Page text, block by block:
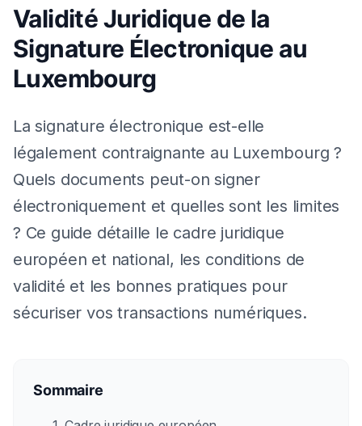
Validité Juridique de la
Signature Électronique au
Luxembourg
La signature électronique est-elle
légalement contraignante au Luxembourg ?
Quels documents peut-on signer
électroniquement et quelles sont les limites
? Ce guide détaille le cadre juridique
européen et national, les conditions de
validité et les bonnes pratiques pour
sécuriser vos transactions numériques.
Sommaire